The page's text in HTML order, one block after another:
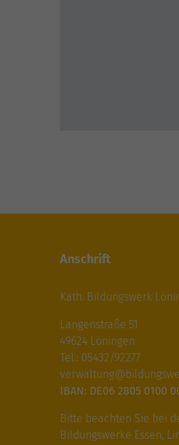
Anschrift
Kath. Bildungswerk
Langenstraße 51
49624 Löningen
Tel.: 05432/92277
IBAN: DE06 2805 0100
Bitte beachten Sie bei
Bildungswerke Essen,